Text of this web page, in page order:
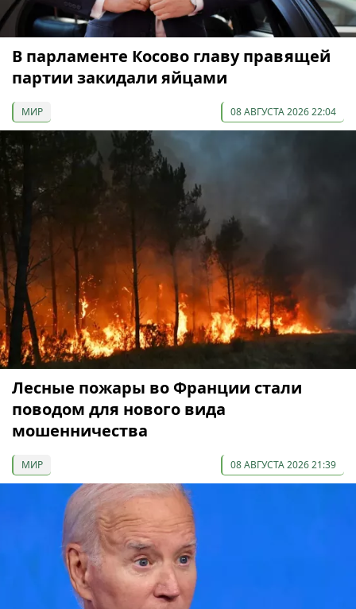
В парламенте Косово главу правящей
партии закидали яйцами
МИР 08 АВГУСТА 2026 22:04
Лесные пожары во Франции стали
поводом для нового вида
мошенничества
МИР 08 АВГУСТА 2026 21:39